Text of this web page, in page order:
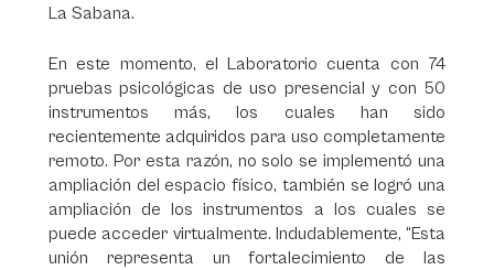
La Sabana.
En este momento, el Laboratorio cuenta con 74
pruebas psicológicas de uso presencial y con 50
instrumentos más, los cuales han sido
recientemente adquiridos para uso completamente
remoto. Por esta razón, no solo se implementó una
ampliación del espacio físico, también se logró una
ampliación de los instrumentos a los cuales se
puede acceder virtualmente. Indudablemente, “Esta
unión representa un fortalecimiento de las